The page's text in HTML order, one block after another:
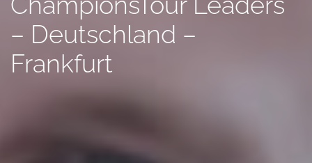
– Deutschland –
Frankfurt